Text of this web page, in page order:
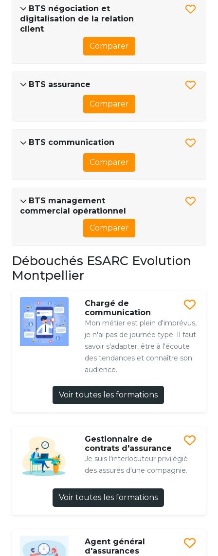
BTS négociation et
digitalisation de la relation
client
Comparer
BTS assurance
Comparer
BTS communication
Comparer
BTS management
commercial opérationnel
Comparer
Débouchés ESARC Evolution
Montpellier
Chargé de
communication
Mon métier est plein d'imprévus,
je n'ai pas de journée type. Il faut
savoir s'adapter, être à l'écoute
des tendances et connaître son
audience.
Voir toutes les formations
Gestionnaire de
contrats d'assurance
Je suis l'interlocuteur privilégié
des assurés d'une compagnie.
Voir toutes les formations
Agent général
d'assurances